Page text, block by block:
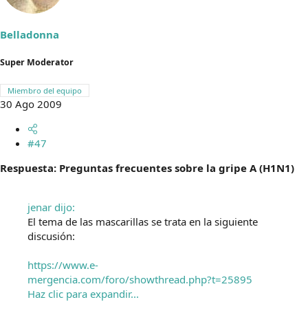
Belladonna
Super Moderator
Miembro del equipo
30 Ago 2009
#47
Respuesta: Preguntas frecuentes sobre la gripe A (H1N1)
jenar dijo:
El tema de las mascarillas se trata en la siguiente
discusión:
https://www.e-
mergencia.com/foro/showthread.php?t=25895
Haz clic para expandir...